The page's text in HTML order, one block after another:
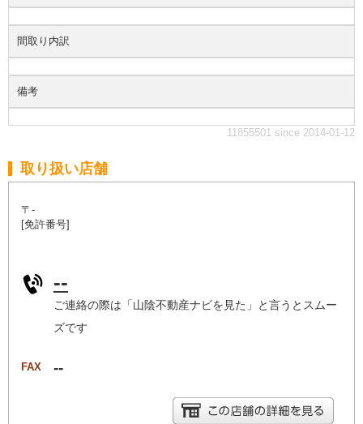
間取り内訳
備考
11855501 since 2014-01-12
取り扱い店舗
〒-
[免許番号]
--
ご連絡の際は「山陰不動産ナビを見た」と言うとスムー
ズです
FAX --